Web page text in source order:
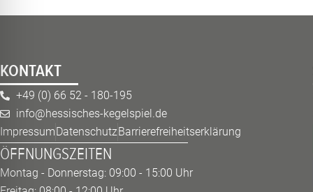
KONTAKT
+49 (0) 66 52 - 180-195
info@hessisches-kegelspiel.de
ImpressumDatenschutzBarrierefreiheitserklärung
ÖFFNUNGSZEITEN
Montag - Donnerstag: 09:00 - 15:00 Uhr